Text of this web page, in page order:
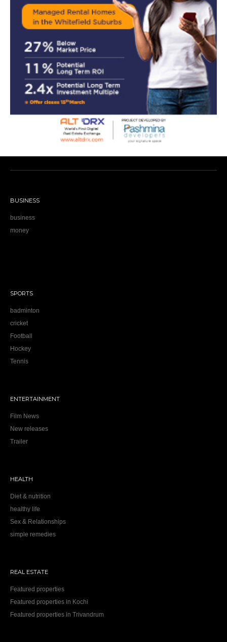
BUSINESS
business
money
SPORTS
badminton
cricket
Football
Hockey
Tennis
ENTERTAINMENT
Film News
New releases
Trailer
HEALTH
Diet & nutrition
healthy life
Sex & Relationships
simple remedies
REAL ESTATE
Featured properties
Featured properties in Kochi
Featured properties in Trivandrum